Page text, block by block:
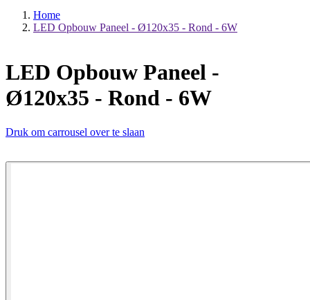
Home
LED Opbouw Paneel - Ø120x35 - Rond - 6W
LED Opbouw Paneel -
Ø120x35 - Rond - 6W
Druk om carrousel over te slaan